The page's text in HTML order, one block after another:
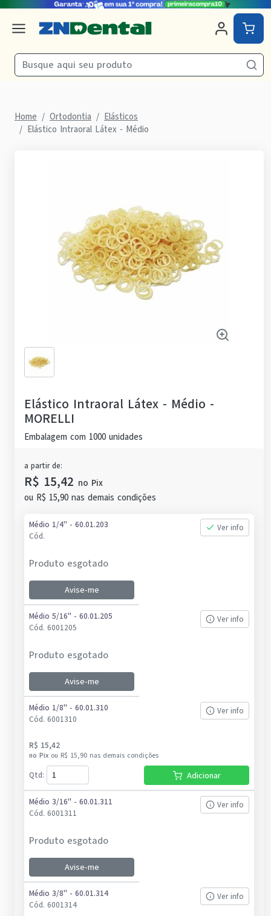
Home Ortodontia
Elásticos
Elástico Intraoral Látex - Médio
Elástico Intraoral Látex - Médio -
MORELLI
Embalagem com 1000 unidades
a partir de:
R$ 15,42 no Pix
ou R$ 15,90 nas demais condições
Médio 1/4'' - 60.01.203
Cód.
Ver info
Produto esgotado
Avise-me
Médio 5/16'' - 60.01.205
Cód. 6001205
Ver info
Produto esgotado
Avise-me
Médio 1/8'' - 60.01.310
Cód. 6001310
Ver info
R$ 15,42
no Pix ou R$ 15,90 nas demais condições
Qtd: Adicionar
Médio 3/16'' - 60.01.311
Cód. 6001311
Ver info
Produto esgotado
Avise-me
Médio 3/8'' - 60.01.314
Cód. 6001314
Ver info